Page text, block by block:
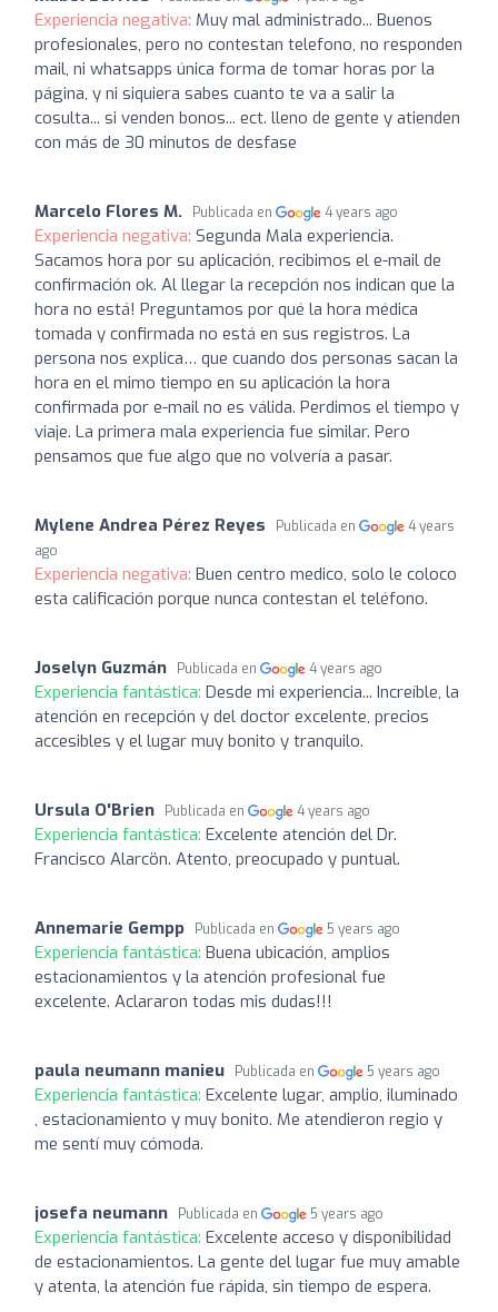
Experiencia negativa: Muy mal administrado... Buenos
profesionales, pero no contestan telefono, no responden
mail, ni whatsapps única forma de tomar horas por la
página, y ni siquiera sabes cuanto te va a salir la
cosulta... si venden bonos... ect. lleno de gente y atienden
con más de 30 minutos de desfase
Marcelo Flores M. Publicada en 4 years ago
Experiencia negativa: Segunda Mala experiencia.
Sacamos hora por su aplicación, recibimos el e-mail de
confirmación ok. Al llegar la recepción nos indican que la
hora no está! Preguntamos por qué la hora médica
tomada y confirmada no está en sus registros. La
persona nos explica… que cuando dos personas sacan la
hora en el mimo tiempo en su aplicación la hora
confirmada por e-mail no es válida. Perdimos el tiempo y
viaje. La primera mala experiencia fue similar. Pero
pensamos que fue algo que no volvería a pasar.
Mylene Andrea Pérez Reyes Publicada en
4 years
ago
Experiencia negativa: Buen centro medico, solo le coloco
esta calificación porque nunca contestan el teléfono.
Joselyn Guzmán Publicada en 4 years ago
Experiencia fantástica: Desde mi experiencia... Increíble, la
atención en recepción y del doctor excelente, precios
accesibles y el lugar muy bonito y tranquilo.
Ursula O'Brien Publicada en 4 years ago
Experiencia fantástica: Excelente atención del Dr.
Francisco Alarcön. Atento, preocupado y puntual.
Annemarie Gempp Publicada en 5 years ago
Experiencia fantástica: Buena ubicación, amplios
estacionamientos y la atención profesional fue
excelente. Aclararon todas mis dudas!!!
paula neumann manieu Publicada en 5 years ago
Experiencia fantástica: Excelente lugar, amplio, iluminado
, estacionamiento y muy bonito. Me atendieron regio y
me sentí muy cómoda.
josefa neumann Publicada en 5 years ago
Experiencia fantástica: Excelente acceso y disponibilidad
de estacionamientos. La gente del lugar fue muy amable
y atenta, la atención fue rápida, sin tiempo de espera.